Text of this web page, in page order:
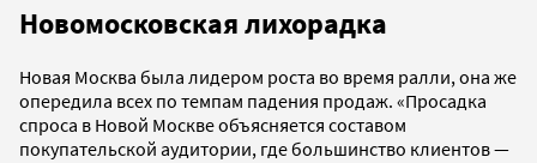
Новомосковская лихорадка
Новая Москва была лидером роста во время ралли, она же
опередила всех по темпам падения продаж. «Просадка
спроса в Новой Москве объясняется составом
покупательской аудитории, где большинство клиентов —